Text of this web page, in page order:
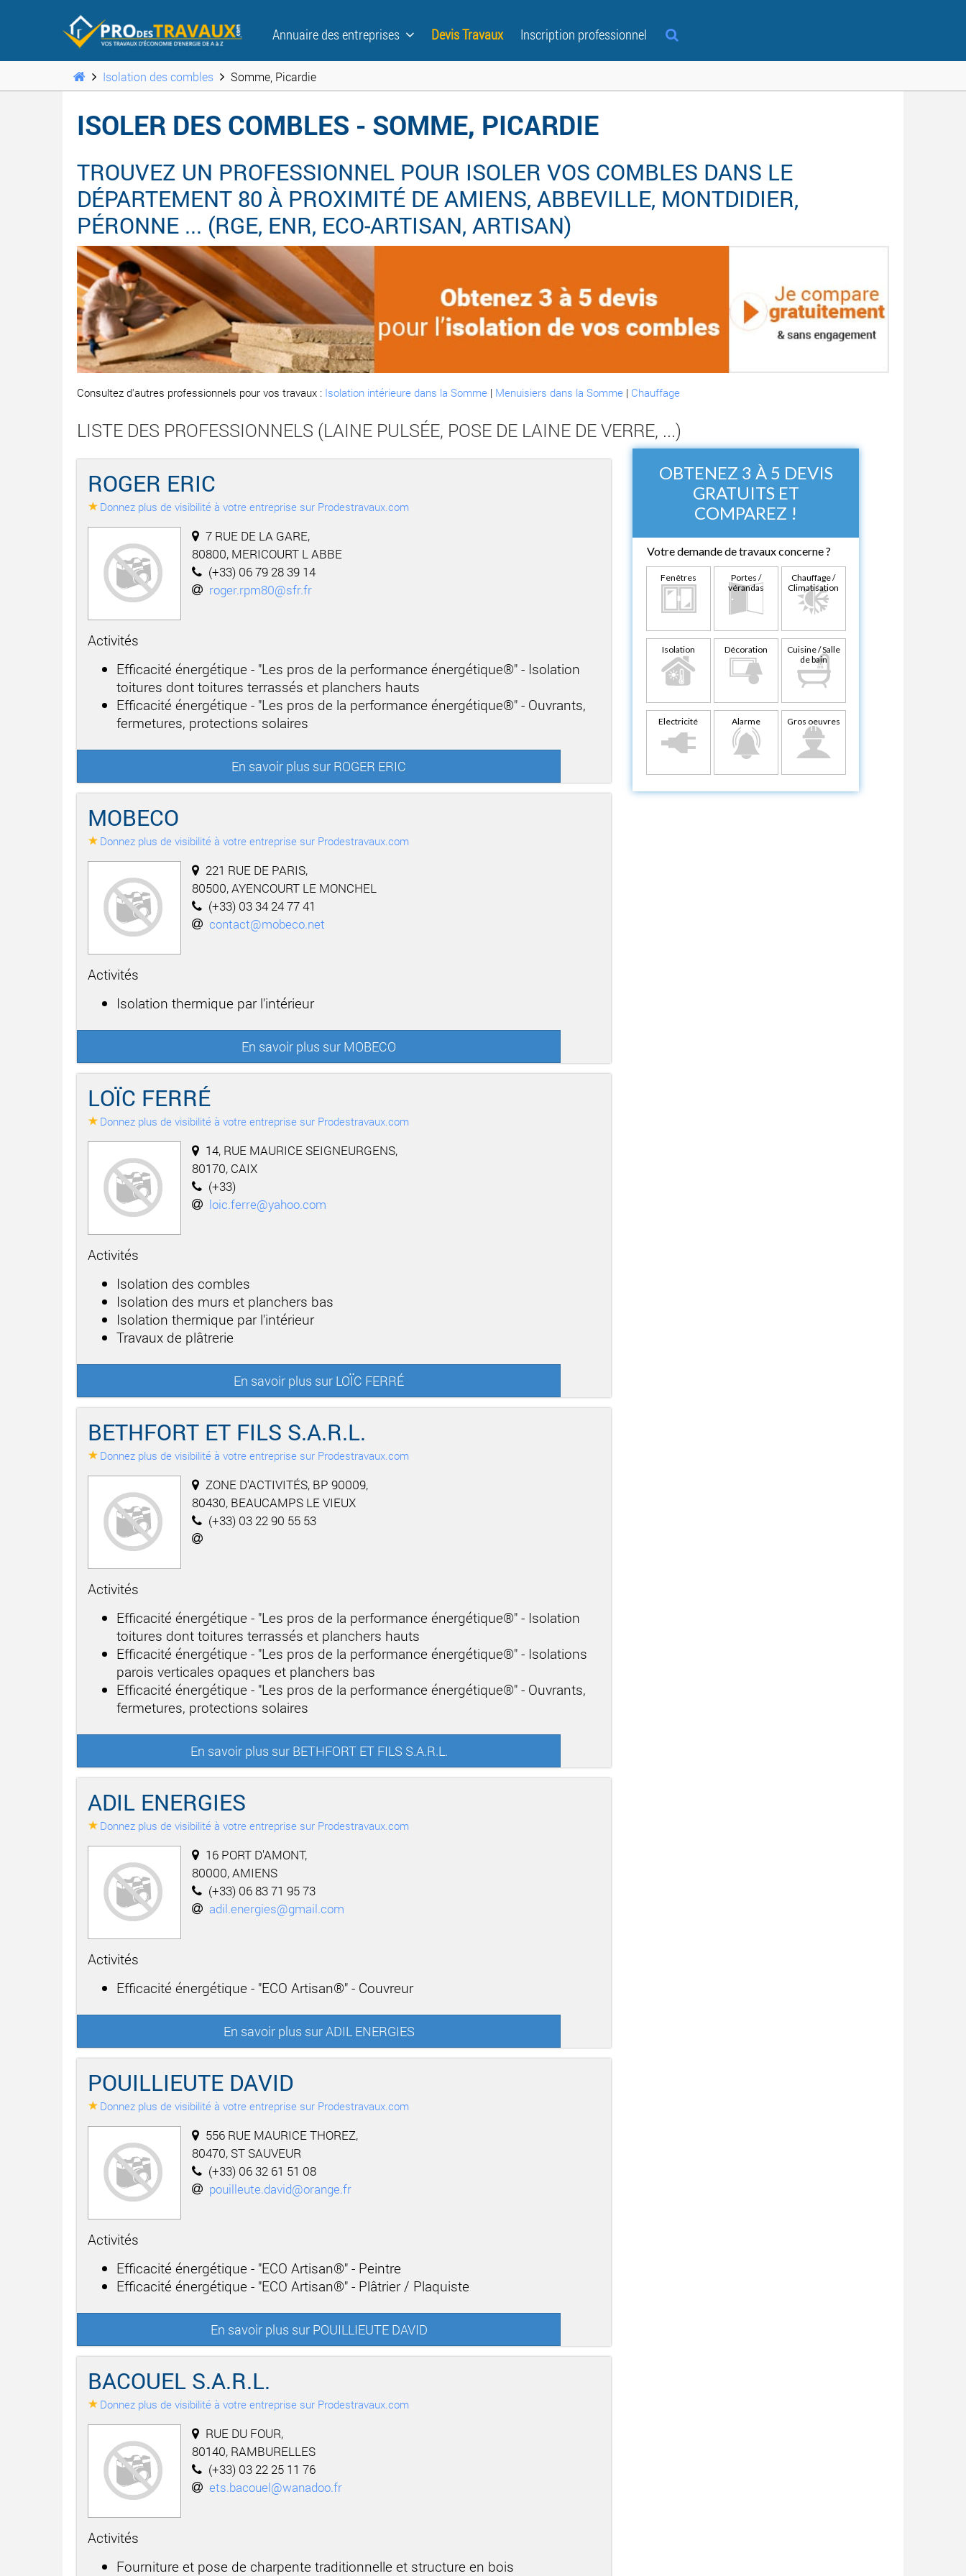
Annuaire des entreprises Devis Travaux Inscription professionnel
Isolation des combles Somme, Picardie
ISOLER DES COMBLES - SOMME, PICARDIE
TROUVEZ UN PROFESSIONNEL POUR ISOLER VOS COMBLES DANS LE
DÉPARTEMENT 80 À PROXIMITÉ DE AMIENS, ABBEVILLE, MONTDIDIER,
PÉRONNE ... (RGE, ENR, ECO-ARTISAN, ARTISAN)
Consultez d'autres professionnels pour vos travaux : Isolation intérieure dans la Somme | Menuisiers dans la Somme | Chauffage
LISTE DES PROFESSIONNELS (LAINE PULSÉE, POSE DE LAINE DE VERRE, ...)
ROGER ERIC
Donnez plus de visibilité à votre entreprise sur Prodestravaux.com
7 RUE DE LA GARE,
80800, MERICOURT L ABBE
(+33) 06 79 28 39 14
roger.rpm80@sfr.fr
Activités
Efficacité énergétique - "Les pros de la performance énergétique®" - Isolation
toitures dont toitures terrassés et planchers hauts
Efficacité énergétique - "Les pros de la performance énergétique®" - Ouvrants,
fermetures, protections solaires
En savoir plus sur ROGER ERIC
MOBECO
Donnez plus de visibilité à votre entreprise sur Prodestravaux.com
221 RUE DE PARIS,
80500, AYENCOURT LE MONCHEL
(+33) 03 34 24 77 41
contact@mobeco.net
Activités
Isolation thermique par l'intérieur
En savoir plus sur MOBECO
LOÏC FERRÉ
Donnez plus de visibilité à votre entreprise sur Prodestravaux.com
14, RUE MAURICE SEIGNEURGENS,
80170, CAIX
(+33)
loic.ferre@yahoo.com
Activités
Isolation des combles
Isolation des murs et planchers bas
Isolation thermique par l'intérieur
Travaux de plâtrerie
En savoir plus sur LOÏC FERRÉ
BETHFORT ET FILS S.A.R.L.
Donnez plus de visibilité à votre entreprise sur Prodestravaux.com
ZONE D'ACTIVITÉS, BP 90009,
80430, BEAUCAMPS LE VIEUX
(+33) 03 22 90 55 53
Activités
Efficacité énergétique - "Les pros de la performance énergétique®" - Isolation
toitures dont toitures terrassés et planchers hauts
Efficacité énergétique - "Les pros de la performance énergétique®" - Isolations
parois verticales opaques et planchers bas
Efficacité énergétique - "Les pros de la performance énergétique®" - Ouvrants,
fermetures, protections solaires
En savoir plus sur BETHFORT ET FILS S.A.R.L.
ADIL ENERGIES
Donnez plus de visibilité à votre entreprise sur Prodestravaux.com
16 PORT D'AMONT,
80000, AMIENS
(+33) 06 83 71 95 73
adil.energies@gmail.com
Activités
Efficacité énergétique - "ECO Artisan®" - Couvreur
En savoir plus sur ADIL ENERGIES
POUILLIEUTE DAVID
Donnez plus de visibilité à votre entreprise sur Prodestravaux.com
556 RUE MAURICE THOREZ,
80470, ST SAUVEUR
(+33) 06 32 61 51 08
pouilleute.david@orange.fr
Activités
Efficacité énergétique - "ECO Artisan®" - Peintre
Efficacité énergétique - "ECO Artisan®" - Plâtrier / Plaquiste
En savoir plus sur POUILLIEUTE DAVID
BACOUEL S.A.R.L.
Donnez plus de visibilité à votre entreprise sur Prodestravaux.com
RUE DU FOUR,
80140, RAMBURELLES
(+33) 03 22 25 11 76
ets.bacouel@wanadoo.fr
Activités
Fourniture et pose de charpente traditionnelle et structure en bois
OBTENEZ 3 À 5 DEVIS
GRATUITS ET
COMPAREZ !
Votre demande de travaux concerne ?
Fenêtres
Portes /
vérandas
Chauffage /
Climatisation
Isolation Décoration
Cuisine / Salle
de bain
Electricité Alarme Gros oeuvres